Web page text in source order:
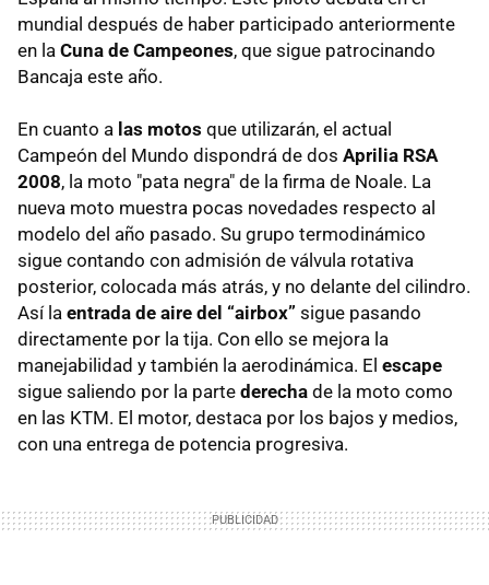
mundial después de haber participado anteriormente
en la Cuna de Campeones, que sigue patrocinando
Bancaja este año.
En cuanto a las motos que utilizarán, el actual
Campeón del Mundo dispondrá de dos Aprilia RSA
2008, la moto "pata negra" de la firma de Noale. La
nueva moto muestra pocas novedades respecto al
modelo del año pasado. Su grupo termodinámico
sigue contando con admisión de válvula rotativa
posterior, colocada más atrás, y no delante del cilindro.
Así la entrada de aire del “airbox” sigue pasando
directamente por la tija. Con ello se mejora la
manejabilidad y también la aerodinámica. El escape
sigue saliendo por la parte derecha de la moto como
en las KTM. El motor, destaca por los bajos y medios,
con una entrega de potencia progresiva.